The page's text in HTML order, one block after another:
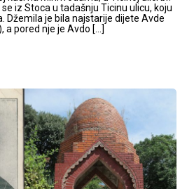
iz Stoca u tadašnju Ticinu ulicu, koju
Džemila je bila najstarije dijete Avde
a pored nje je Avdo […]